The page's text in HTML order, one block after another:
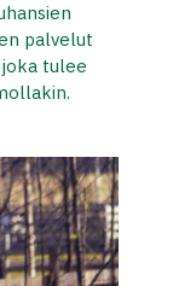
palvelut
joka tulee